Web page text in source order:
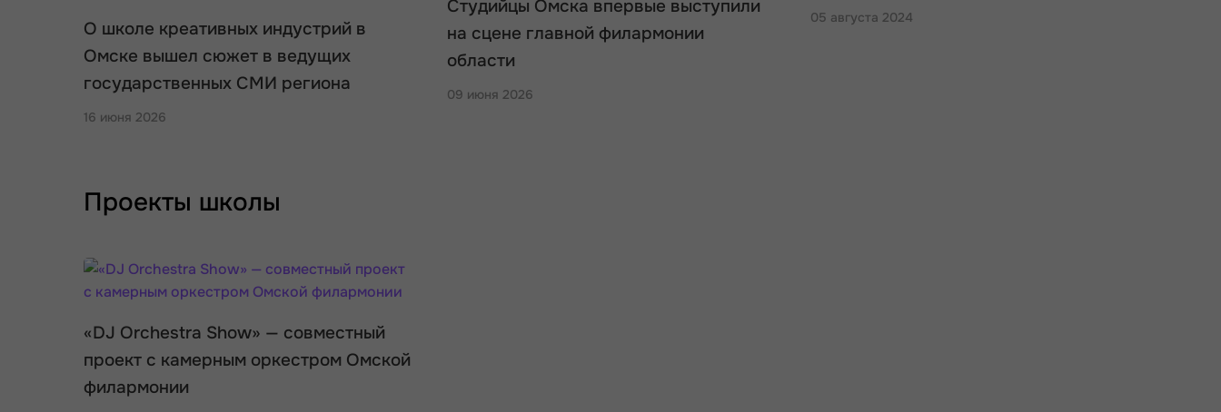
О школе креативных индустрий в
Омске вышел сюжет в ведущих
государственных СМИ региона
16 июня 2026
Студийцы Омска впервые выступили
на сцене главной филармонии
области
09 июня 2026
05 августа 2024
Проекты школы
«DJ Orchestra Show» — совместный
проект с камерным оркестром Омской
филармонии